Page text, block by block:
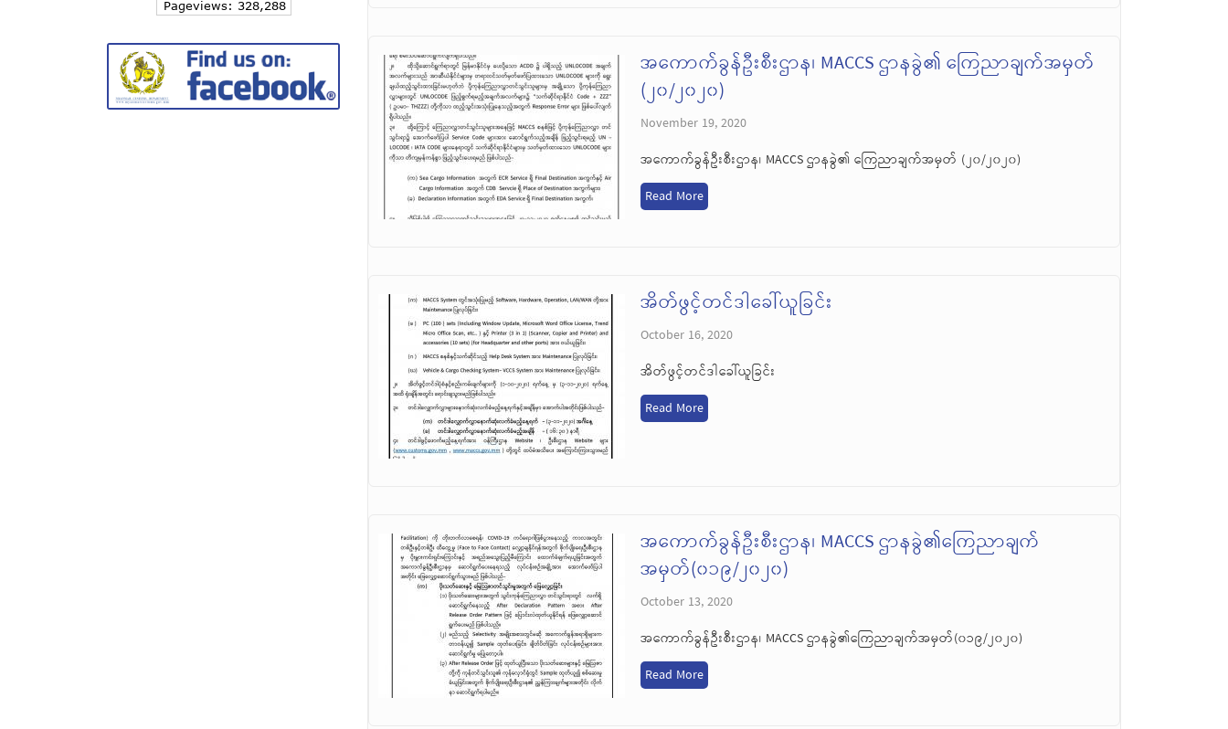
အကောက်ခွန်ဦးစီးဌာန၊ MACCS ဌာနခွဲ၏ ကြေညာချက်အမှတ်
(၂၀/၂၀၂၀)
November 19, 2020
အကောက်ခွန်ဦးစီးဌာန၊ MACCS ဌာနခွဲ၏ ကြေညာချက်အမှတ် (၂၀/၂၀၂၀)
Read More
အိတ်ဖွင့်တင်ဒါခေါ်ယူခြင်း
October 16, 2020
အိတ်ဖွင့်တင်ဒါခေါ်ယူခြင်း
Read More
အကောက်ခွန်ဦးစီးဌာန၊ MACCS ဌာနခွဲ၏ကြေညာချက်
အမှတ်(၀၁၉/၂၀၂၀)
October 13, 2020
အကောက်ခွန်ဦးစီးဌာန၊ MACCS ဌာနခွဲ၏ကြေညာချက်အမှတ်(၀၁၉/၂၀၂၀)
Read More